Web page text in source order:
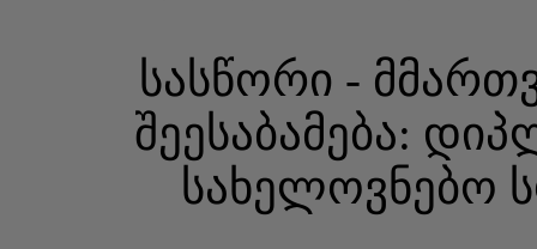
სასწორი -
შეესაბამება:
სახელოვნებო